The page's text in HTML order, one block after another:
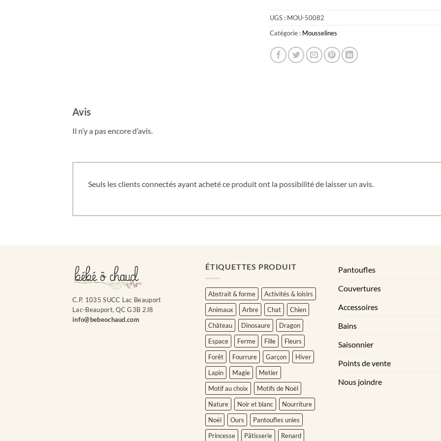
UGS : MOU-50082
Catégorie : Mousselines
Avis
Il n’y a pas encore d’avis.
Seuls les clients connectés ayant acheté ce produit ont la possibilité de laisser un avis.
C.P. 1035 SUCC Lac Beauport
Lac-Beauport, QC G3B 2J8
info@bebeochaud.com
ÉTIQUETTES PRODUIT
Abstrait & forme
Activités & loisirs
Animaux
Arbre Chat
Chien
Château
Dinosaure
Dragon
Espace
Ferme Fille
Fleurs
Forêt
Fourrure Garçon
Hiver
Lapin
Magie
Metier
Motif au choix
Motifs de Noël
Nature
Noir et blanc
Nourriture
Noël
Ours
Pantoufles unies
Princesse
Pâtisserie Renard
Pantoufles
Couvertures
Accessoires
Bains
Saisonnier
Points de vente
Nous joindre